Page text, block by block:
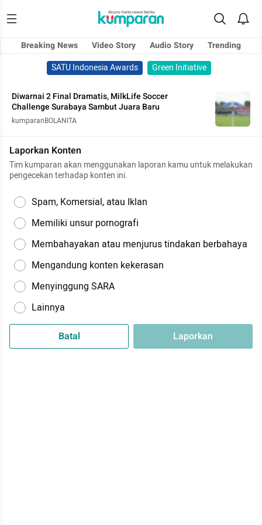
Breaking News Video Story Audio Story
Trending
SATU Indonesia Awards
Green Initiative
Diwarnai 2 Final Dramatis, MilkLife Soccer
Challenge Surabaya Sambut Juara Baru
kumparanBOLANITA
Laporkan Konten
Tim kumparan akan menggunakan laporan kamu untuk melakukan
pengecekan terhadap konten ini.
Spam, Komersial, atau Iklan
Memiliki unsur pornografi
Membahayakan atau menjurus tindakan berbahaya
Mengandung konten kekerasan
Menyinggung SARA
Lainnya
Batal Laporkan